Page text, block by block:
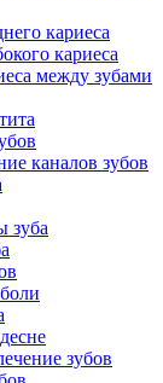
кариеса
кариеса
между зубами
каналов зубов
зуба
зубов